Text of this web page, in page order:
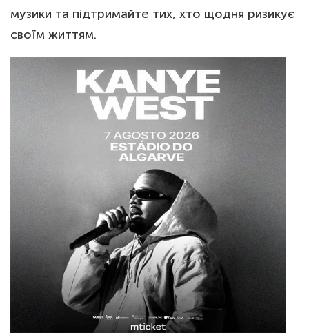
музики та підтримайте тих, хто щодня ризикує
своїм життям.